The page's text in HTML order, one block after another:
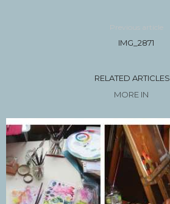
Previous article
IMG_2871
RELATED ARTICLES
MORE IN